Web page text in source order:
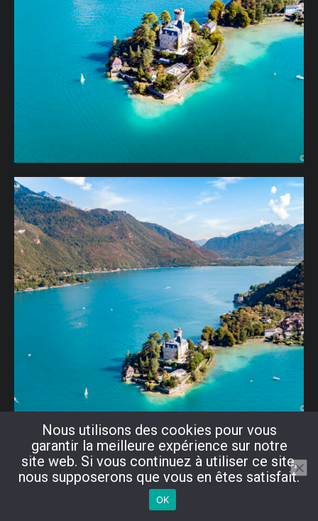
Nous utilisons des cookies pour vous
garantir la meilleure expérience sur notre
site web. Si vous continuez à utiliser ce site,
nous supposerons que vous en êtes satisfait.
OK